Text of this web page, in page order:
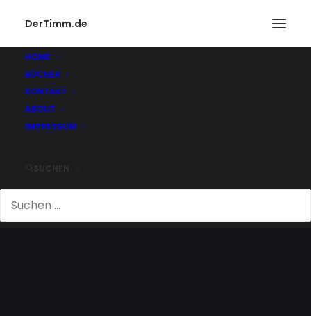
DerTimm.de
HOME
BÜCHER
KONTAKT
ABOUT
IMPRESSUM